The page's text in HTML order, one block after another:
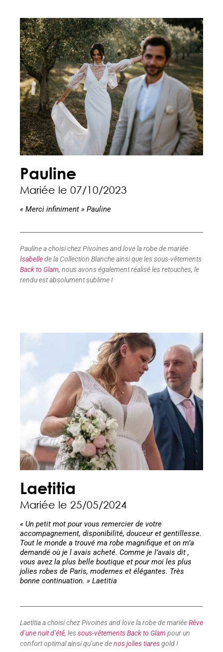
Pauline
Mariée le 07/10/2023
« Merci infiniment » Pauline
Pauline a choisi chez Pivoines and love la robe de mariée
Isabellede la Collection Blanche ainsi que les sous-vêtements
Back to Glam, nous avons également réalisé les retouches, le
rendu est absolument sublime !
Laetitia
Mariée le 25/05/2024
« Un petit mot pour vous remercier de votre
accompagnement, disponibilité, douceur et gentillesse.
Tout le monde a trouvé ma robe magnifique et on m’a
demandé où je l avais acheté. Comme je l’avais dit ,
vous avez la plus belle boutique et pour moi les plus
jolies robes de Paris, modernes et élégantes. Très
bonne continuation. » Laetitia
Laetitia a choisi chez Pivoines and love la robe de mariéeRêve
d’une nuit d’été, lessous-vêtements Back to Glam pour un
confort optimal ainsi qu’une denos jolies tiaresgold !